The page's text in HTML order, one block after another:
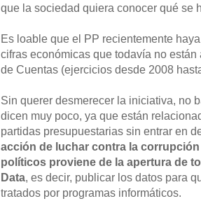
que la sociedad quiera conocer qué se
Es loable que el PP recientemente
cifras económicas que todavía no
de Cuentas (ejercicios desde 2008
Sin querer desmerecer la iniciativa, no
dicen muy poco, ya que están
partidas presupuestarias sin entrar en
acción de luchar contra la
políticos proviene de la apertura de
Data, es decir, publicar los datos para
tratados por programas informáticos.